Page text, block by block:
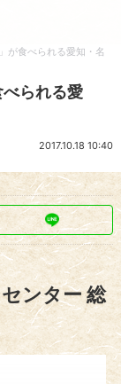
が食べられる愛知・名
られる愛
2017.10.18 10:40
ンター 総